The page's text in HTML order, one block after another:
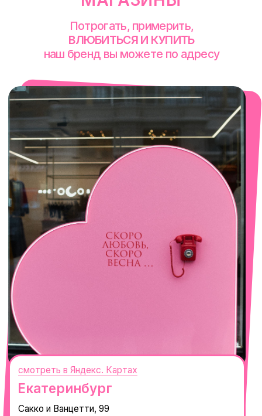
Екатеринбург
+7 (922) 030-63-11
с 10-00 до 21-00
смотреть в Яндекс. Картах
Сочи
Село Эстосадок, ТРЦ Горки Молл,
Горная Карусель, 3
с 10-00 до 22-00
смотреть в Яндекс. Картах